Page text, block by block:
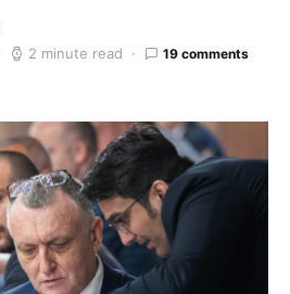
2 minute read 19 comments